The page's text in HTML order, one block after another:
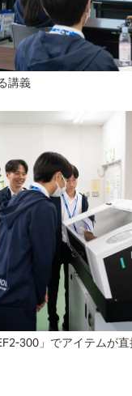
講義
300」でアイテムが